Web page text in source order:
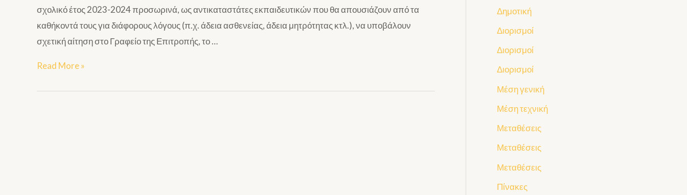
σχολικό έτος 2023-2024 προσωρινά, ως αντικαταστάτες εκπαιδευτικών που θα απουσιάζουν από τα
καθήκοντά τους για διάφορους λόγους (π.χ. άδεια ασθενείας, άδεια μητρότητας κτλ.), να υποβάλουν
σχετική αίτηση στο Γραφείο της Επιτροπής, το …
Read More »
Δημοτική
Διορισμοί
Διορισμοί
Διορισμοί
Μέση γενική
Μέση τεχνική
Μεταθέσεις
Μεταθέσεις
Μεταθέσεις
Πίνακες